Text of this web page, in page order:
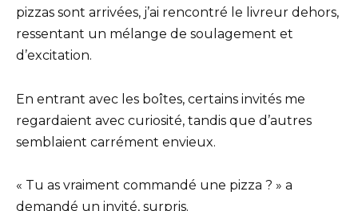
pizzas sont arrivées, j’ai rencontré le livreur dehors,
ressentant un mélange de soulagement et
d’excitation.
En entrant avec les boîtes, certains invités me
regardaient avec curiosité, tandis que d’autres
semblaient carrément envieux.
« Tu as vraiment commandé une pizza ? » a
demandé un invité, surpris.